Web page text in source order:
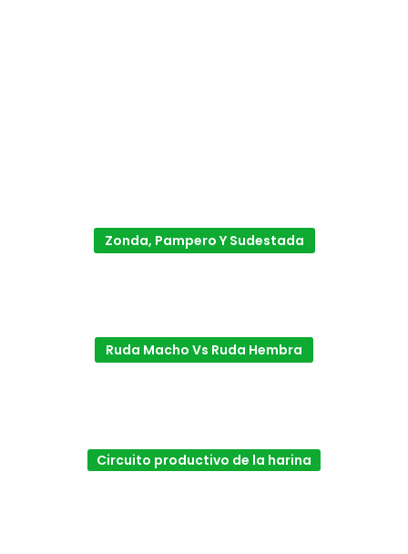
Zonda, Pampero Y Sudestada
Ruda Macho Vs Ruda Hembra
Circuito productivo de la harina